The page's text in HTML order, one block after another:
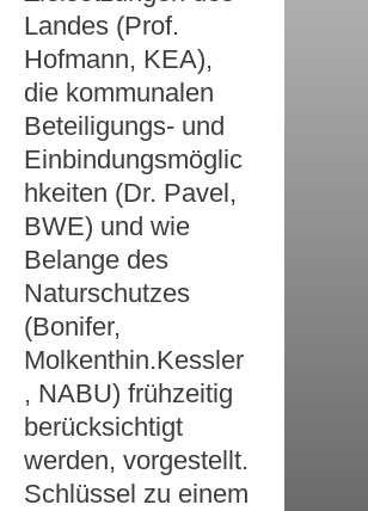
Landes (Prof.
Hofmann, KEA),
die kommunalen
Beteiligungs- und
Einbindungsmöglic
hkeiten (Dr. Pavel,
BWE) und wie
Belange des
Naturschutzes
(Bonifer,
Molkenthin.Kessler
, NABU) frühzeitig
berücksichtigt
werden, vorgestellt.
Schlüssel zu einem